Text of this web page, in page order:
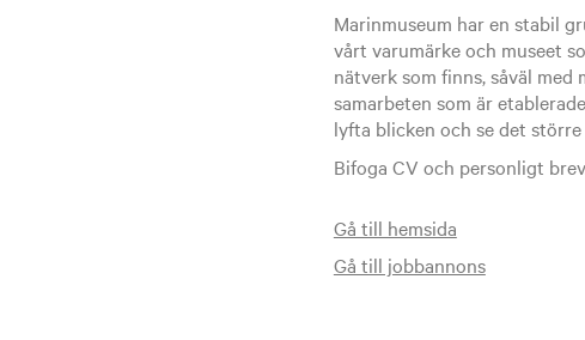
Marinmuseum har en stabil
vårt varumärke och museet
nätverk som finns, såväl
samarbeten som är
lyfta blicken och se det större
Bifoga CV och personligt
Gå till hemsida
Gå till jobbannons